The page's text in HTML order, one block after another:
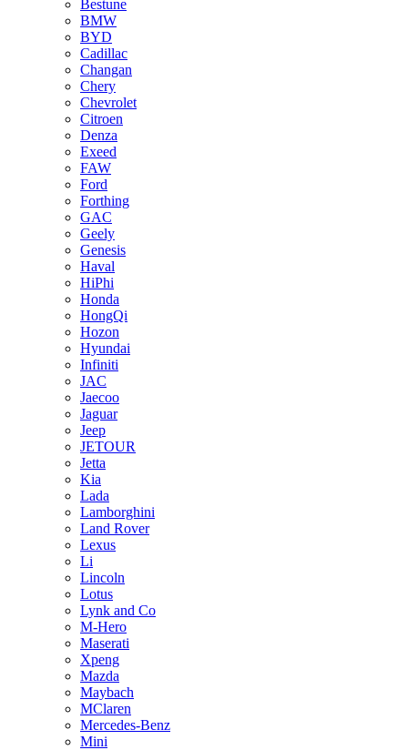
Bestune
BMW
BYD
Cadillac
Changan
Chery
Chevrolet
Citroen
Denza
Exeed
FAW
Ford
Forthing
GAC
Geely
Genesis
Haval
HiPhi
Honda
HongQi
Hozon
Hyundai
Infiniti
JAC
Jaecoo
Jaguar
Jeep
JETOUR
Jetta
Kia
Lada
Lamborghini
Land Rover
Lexus
Li
Lincoln
Lotus
Lynk and Co
M-Hero
Maserati
Xpeng
Mazda
Maybach
MClaren
Mercedes-Benz
Mini